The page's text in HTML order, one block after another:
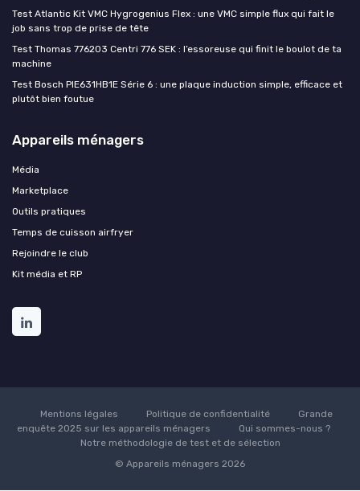
Test Atlantic Kit VMC Hygrogenius Flex : une VMC simple flux qui fait le
job sans trop de prise de tête
Test Thomas 776203 Centri 776 SEK : l’essoreuse qui finit le boulot de ta
machine
Test Bosch PIE631HB1E Série 6 : une plaque induction simple, efficace et
plutôt bien foutue
Appareils ménagers
Média
Marketplace
Outils pratiques
Temps de cuisson airfryer
Rejoindre le club
Kit média et RP
Mentions légales Politique de confidentialité
Grande
enquête 2025 sur les appareils ménagers
Qui sommes-nous ?
Notre méthodologie de test et de sélection
© Appareils ménagers 2026